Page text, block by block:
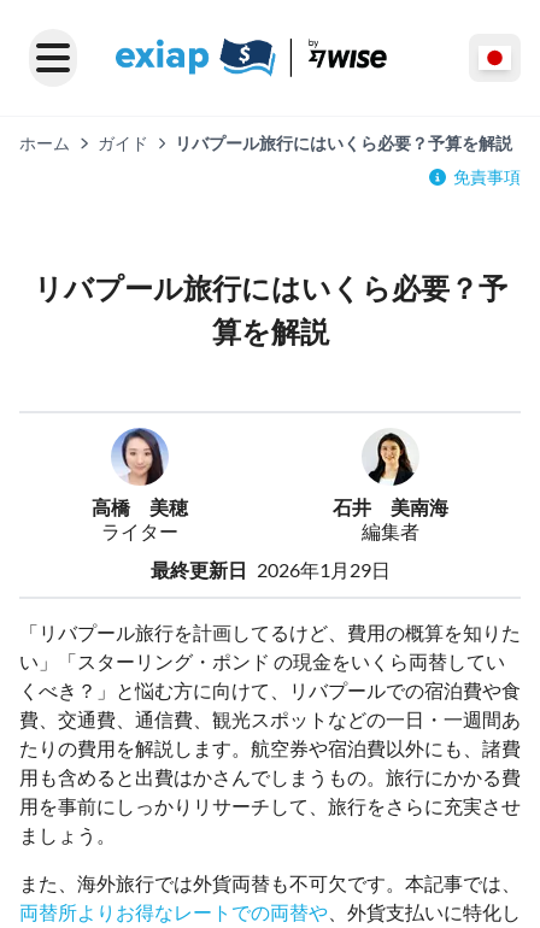
ホーム ガイド
リバプール旅行にはいくら必要？予算を解説
免責事項
リバプール旅行にはいくら必要？予
算を解説
高橋 美穂
ライター
石井 美南海
編集者
最終更新日 2026年1月29日
「リバプール旅行を計画してるけど、費用の概算を知りた
い」「スターリング・ポンド の現金をいくら両替してい
くべき？」と悩む方に向けて、リバプールでの宿泊費や食
費、交通費、通信費、観光スポットなどの一日・一週間あ
たりの費用を解説します。航空券や宿泊費以外にも、諸費
用も含めると出費はかさんでしまうもの。旅行にかかる費
用を事前にしっかりリサーチして、旅行をさらに充実させ
ましょう。
また、海外旅行では外貨両替も不可欠です。本記事では、
両替所よりお得なレートでの両替や 、外貨支払いに特化し